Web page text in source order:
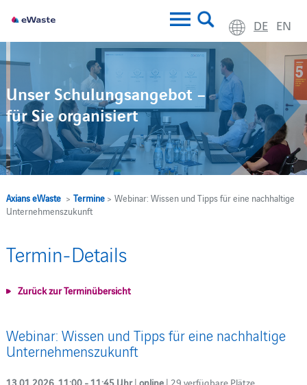
DE EN
Unser Schulungsangebot –
für Sie organisiert
Axians eWaste> Termine> Webinar: Wissen und Tipps für eine nachhaltige
Unternehmenszukunft
Termin-Details
Zurück zur Terminübersicht
Webinar: Wissen und Tipps für eine nachhaltige
Unternehmenszukunft
13.01.2026, 11:00 - 11:45 Uhr| online | 29 verfügbare Plätze